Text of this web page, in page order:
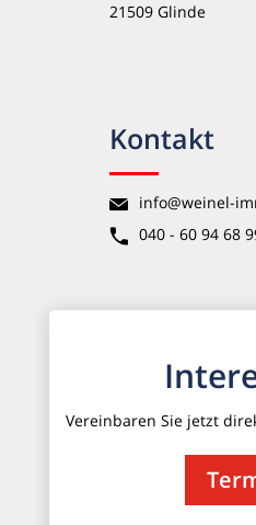
21509 Glinde
Kontakt
info@weinel-
040 - 60 94 68
Vereinbaren Sie jetzt